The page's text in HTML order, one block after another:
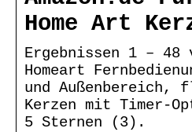
Home Art
Ergebnissen 1 – 48
Homeart
und Außenbereich,
Kerzen mit Timer-
5 Sternen (3).